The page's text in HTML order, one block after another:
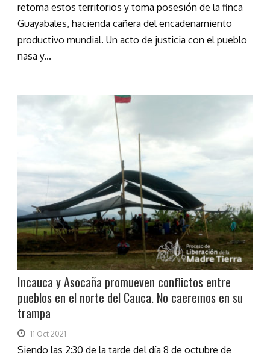
retoma estos territorios y toma posesión de la finca
Guayabales, hacienda cañera del encadenamiento
productivo mundial. Un acto de justicia con el pueblo
nasa y...
Incauca y Asocaña promueven conflictos entre
pueblos en el norte del Cauca. No caeremos en su
trampa
11 Oct 2021
Siendo las 2:30 de la tarde del día 8 de octubre de